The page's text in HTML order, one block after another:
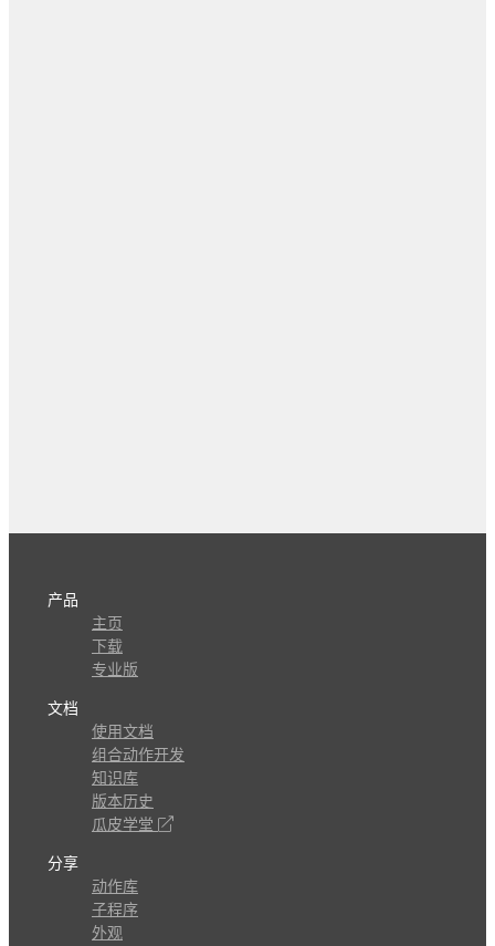
产品
主页
下载
专业版
文档
使用文档
组合动作开发
知识库
版本历史
瓜皮学堂
分享
动作库
子程序
外观